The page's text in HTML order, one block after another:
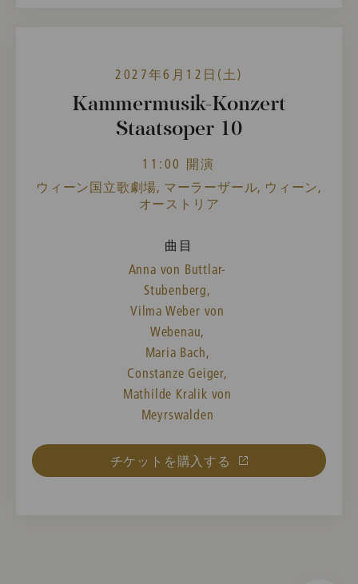
2027年6月12日(土)
Kammermusik-Konzert
Staatsoper 10
11:00 開演
ウィーン国立歌劇場, マーラーザール, ウィーン,
オーストリア
曲目
Anna von Buttlar-
Stubenberg,
Vilma Weber von
Webenau,
Maria Bach,
Constanze Geiger,
Mathilde Kralik von
Meyrswalden
チケットを購入する